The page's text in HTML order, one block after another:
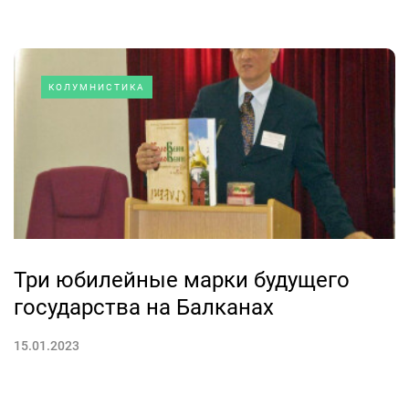
КОЛУМНИСТИКА
Три юбилейные марки будущего
государства на Балканах
15.01.2023